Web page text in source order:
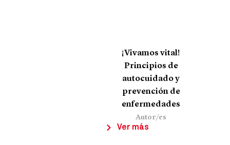
¡Vivamos vital!
Principios de
autocuidado y
prevención de
enfermedades
Autor/es
Ver más